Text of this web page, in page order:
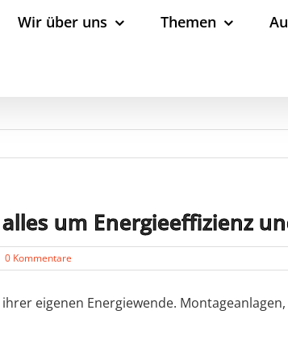
Wir über uns Themen
um Energieeffizienz
0 Kommentare
eigenen Energiewende.